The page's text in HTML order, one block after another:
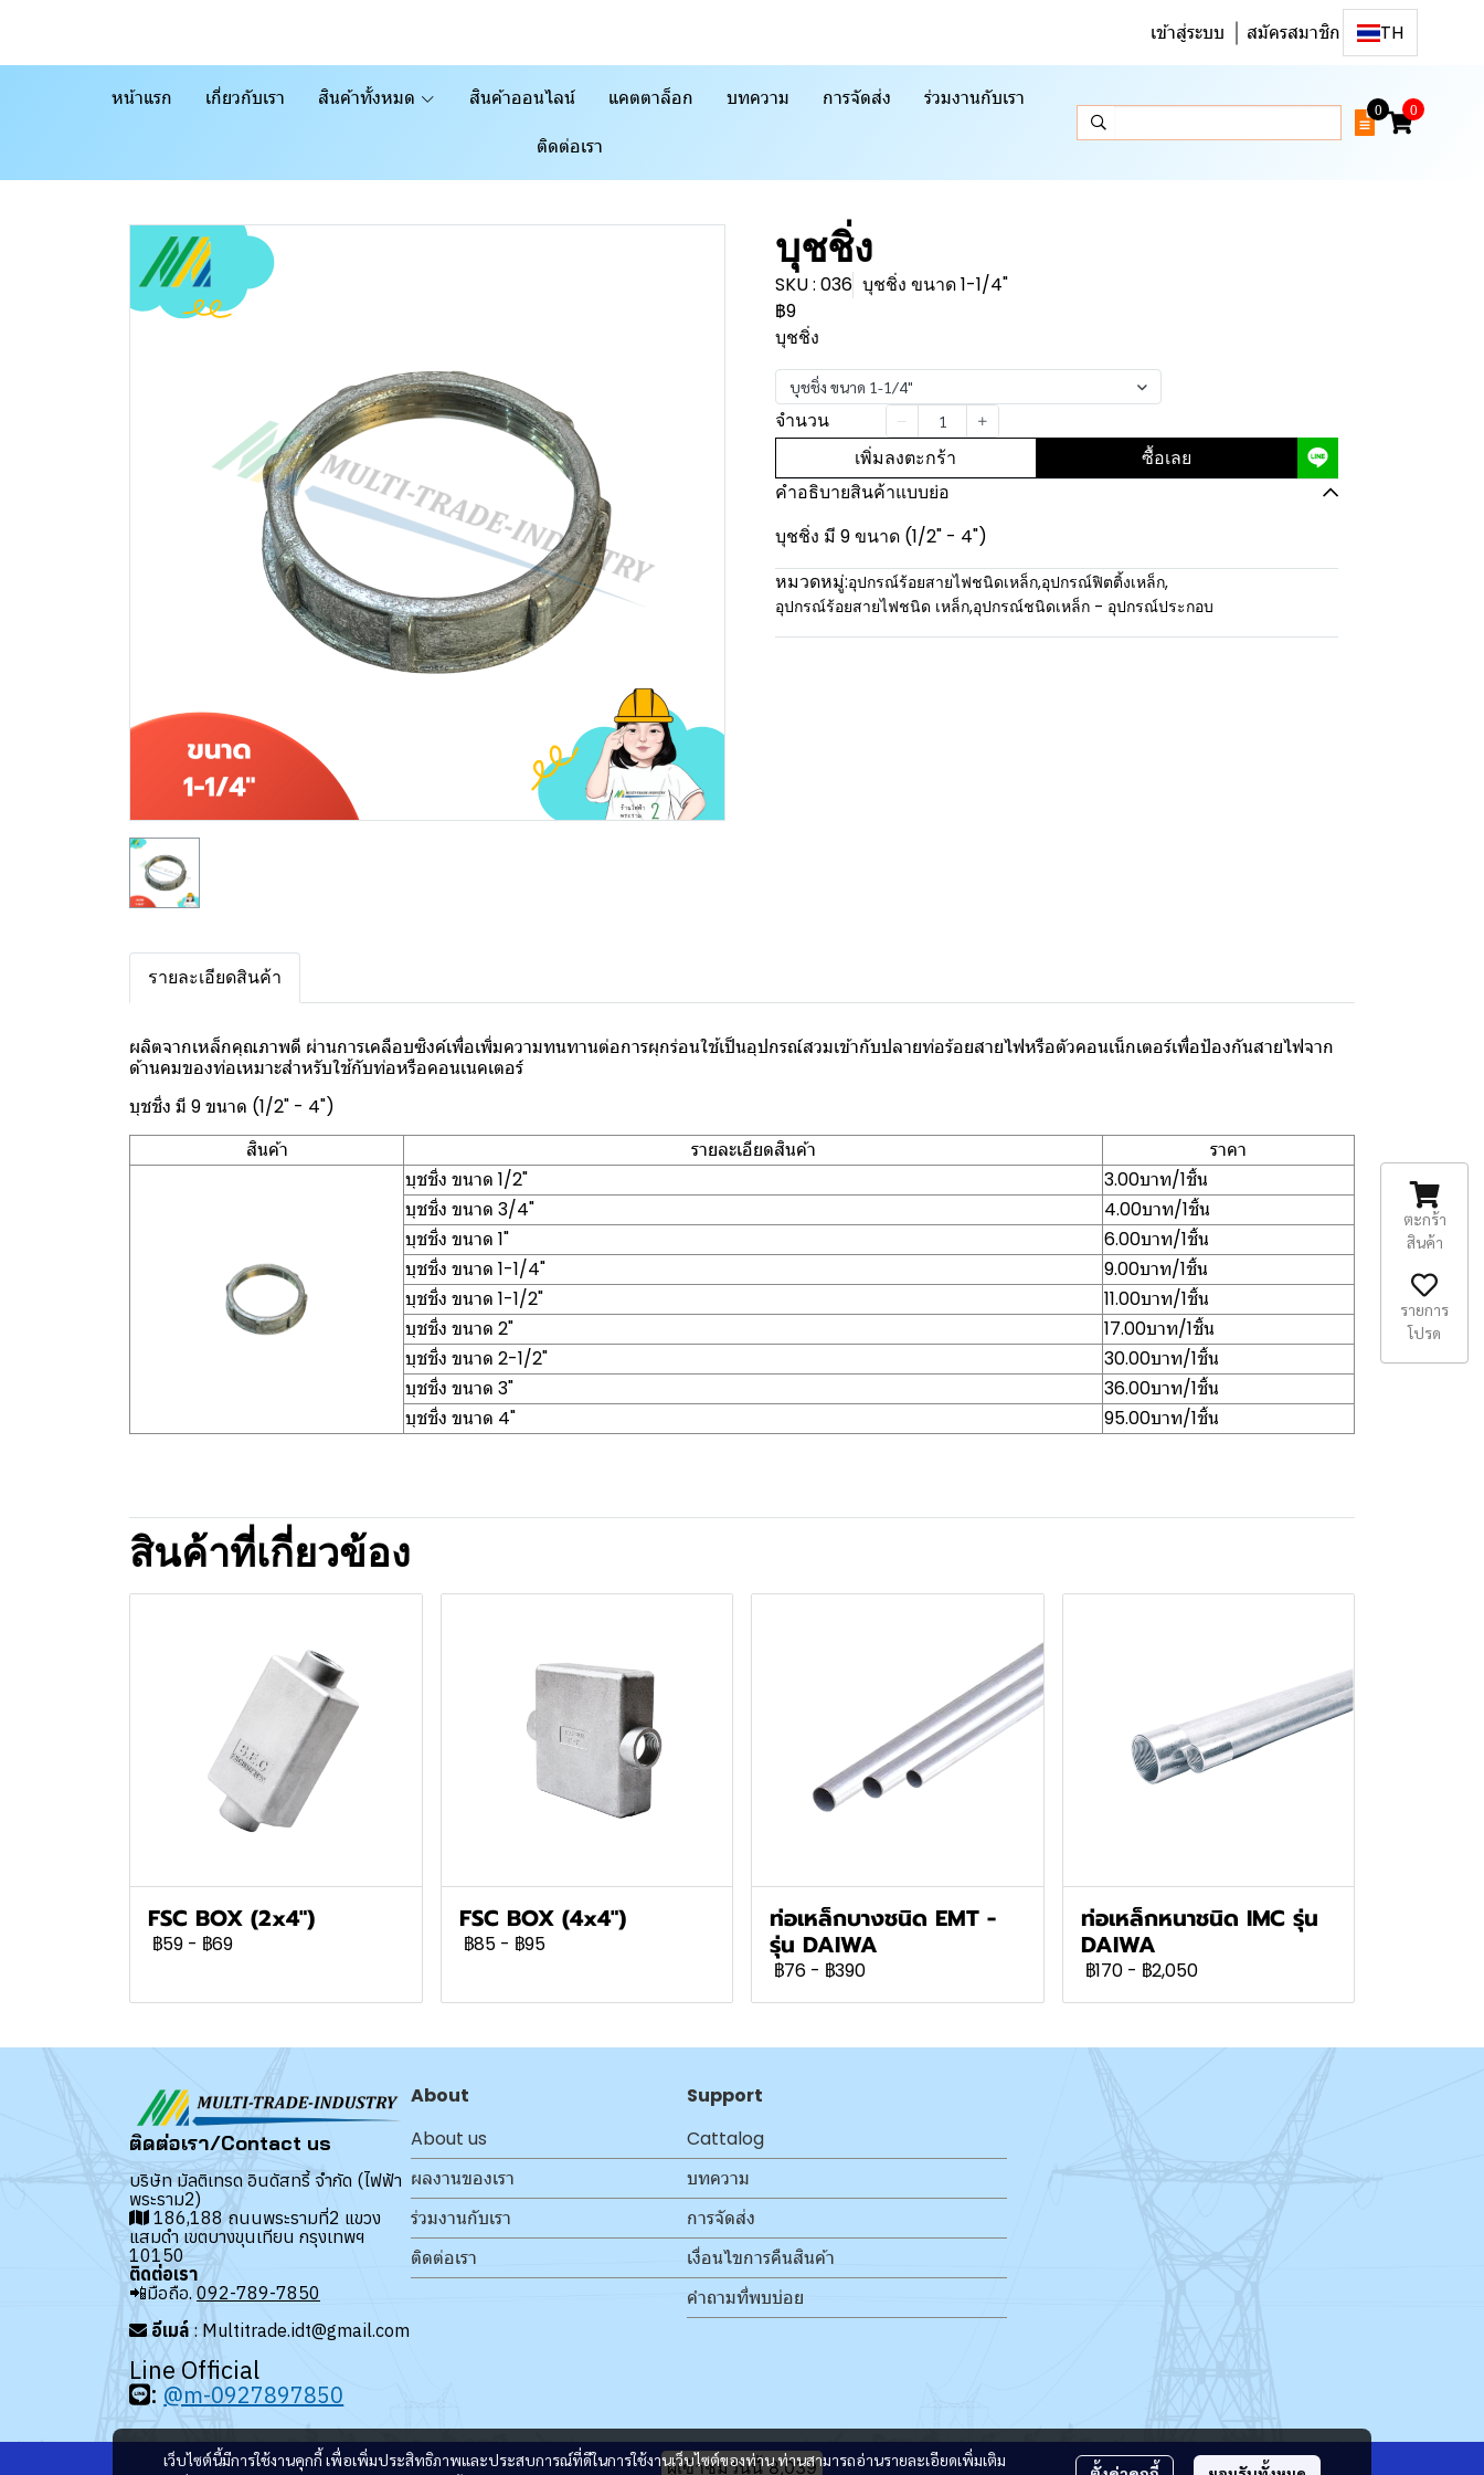
เข้าสู่ระบบ สมัครสมาชิก TH
หน้าแรก เกี่ยวกับเรา สินค้าทั้งหมด สินค้าออนไลน์ แคตตาล็อก บทความ การจัดส่ง ร่วมงานกับเรา
ติดต่อเรา
0 0
บุชชิ่ง
SKU : 036 บุชชิ่ง ขนาด 1-1/4"
฿9
บุชชิ่ง
บุชชิ่ง ขนาด 1-1/4"
จำนวน
เพิ่มลงตะกร้า ซื้อเลย
คำอธิบายสินค้าแบบย่อ
บุชชิ่ง มี 9 ขนาด (1/2" - 4")
หมวดหมู่:อุปกรณ์ร้อยสายไฟชนิดเหล็ก,อุปกรณ์ฟิตติ้งเหล็ก,
อุปกรณ์ร้อยสายไฟชนิด เหล็ก,อุปกรณ์ชนิดเหล็ก - อุปกรณ์ประกอบ
รายละเอียดสินค้า
ผลิตจากเหล็กคุณภาพดี ผ่านการเคลือบซิงค์เพื่อเพิ่มความทนทานต่อการผุกร่อนใช้เป็นอุปกรณ์สวมเข้ากับปลายท่อร้อยสายไฟหรือตัวคอนเน็กเตอร์เพื่อป้องกันสายไฟจาก
ด้านคมของท่อเหมาะสำหรับใช้กับท่อหรือคอนเนคเตอร์
บุชชิ่ง มี 9 ขนาด (1/2" - 4")
สินค้า
รายละเอียดสินค้า
ราคา
บุชชิ่ง ขนาด 1/2"
3.00บาท/1ชิ้น
บุชชิ่ง ขนาด 3/4"
4.00บาท/1ชิ้น
บุชชิ่ง ขนาด 1"
6.00บาท/1ชิ้น
บุชชิ่ง ขนาด 1-1/4"
9.00บาท/1ชิ้น
บุชชิ่ง ขนาด 1-1/2"
11.00บาท/1ชิ้น
บุชชิ่ง ขนาด 2"
17.00บาท/1ชิ้น
บุชชิ่ง ขนาด 2-1/2"
30.00บาท/1ชิ้น
บุชชิ่ง ขนาด 3"
36.00บาท/1ชิ้น
บุชชิ่ง ขนาด 4"
95.00บาท/1ชิ้น
สินค้าที่เกี่ยวข้อง
FSC BOX (2x4")
฿59 - ฿69
FSC BOX (4x4")
฿85 - ฿95
ท่อเหล็กบางชนิด EMT -
รุ่น DAIWA
฿76 - ฿390
ท่อเหล็กหนาชนิด IMC รุ่น
DAIWA
฿170 - ฿2,050
เว็บไซต์นี้มีการใช้งานคุกกี้ เพื่อเพิ่มประสิทธิภาพและประสบการณ์ที่ดีในการใช้งานเว็บไซต์ของท่าน ท่านสามารถอ่านรายละเอียดเพิ่มเติม
ติดต่อเรา/Contact us
บริษัท มัลติเทรด อินดัสทรี้ จำกัด (ไฟฟ้า
พระราม2)
186,188 ถนนพระรามที่2 แขวง
แสมดำ เขตบางขุนเทียน กรุงเทพฯ
10150
ติดต่อเรา
📲มือถือ. 092-789-7850
อีเมล์ : Multitrade.idt@gmail.com
Line Official
: @m-0927897850
About
About us
ผลงานของเรา
ร่วมงานกับเรา
ติดต่อเรา
Support
Cattalog
บทความ
การจัดส่ง
เงื่อนไขการคืนสินค้า
คำถามที่พบบ่อย
ผู้เข้าชมวันนี้8,039
ตะกร้า
สินค้า
รายการ
โปรด